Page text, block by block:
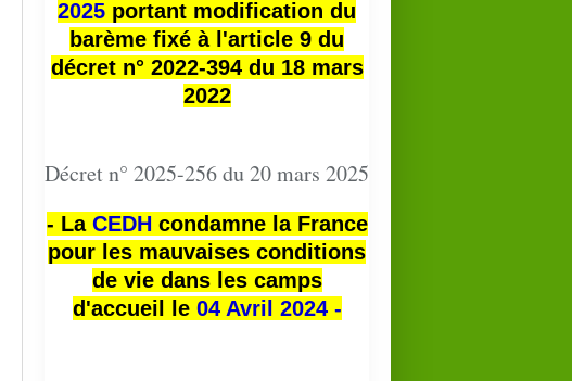
2025 portant modification du
barème fixé à l'article 9 du
décret n° 2022-394 du 18 mars
2022
Décret n° 2025-256 du 20 mars 2025
- La CEDHcondamne la France
pour les mauvaises conditions
de vie dans les camps
d'accueil le 04 Avril 2024 -